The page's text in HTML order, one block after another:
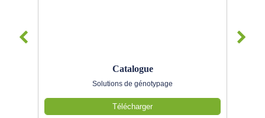
Catalogue
Solutions de génotypage
Télécharger